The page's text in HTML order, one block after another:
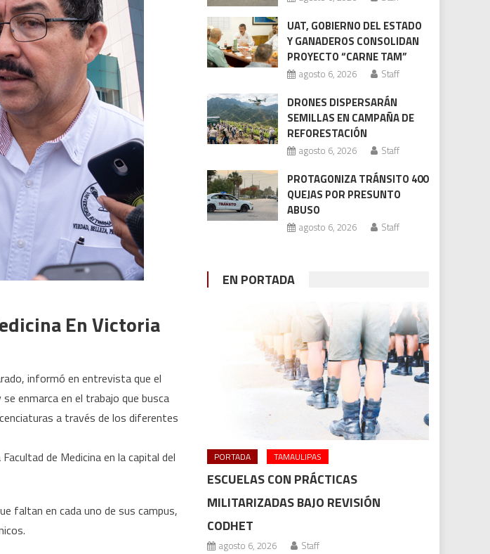
En Victoria
informó en entrevista que el
enmarca en el trabajo que busca
a través de los diferentes
de Medicina en la capital del
faltan en cada uno de sus campus,
UAT, GOBIERNO DEL ESTADO
Y GANADEROS CONSOLIDAN
PROYECTO “CARNE TAM”
agosto 6, 2026 Staff
DRONES DISPERSARÁN
SEMILLAS EN CAMPAÑA DE
REFORESTACIÓN
agosto 6, 2026 Staff
PROTAGONIZA TRÁNSITO 400
QUEJAS POR PRESUNTO
ABUSO
agosto 6, 2026 Staff
EN PORTADA
PORTADA TAMAULIPAS
ESCUELAS CON PRÁCTICAS
MILITARIZADAS BAJO REVISIÓN
CODHET
agosto 6, 2026
Staff